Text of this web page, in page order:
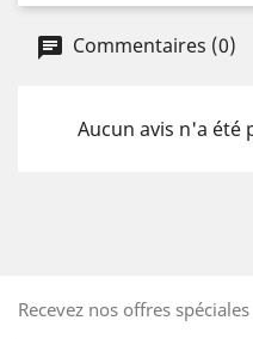
Commentaires (0)
Aucun avis n'a été
Recevez nos offres spéciales